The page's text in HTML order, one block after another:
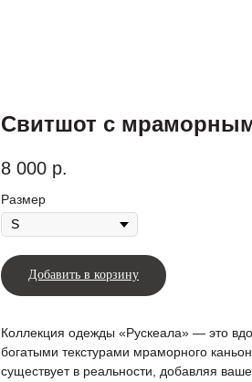
Свитшот с
8 000 р.
Размер
Добавить в корзину
Коллекция одежды «Рускеала» — это
богатыми текстурами мраморного
существует в реальности, добавляя